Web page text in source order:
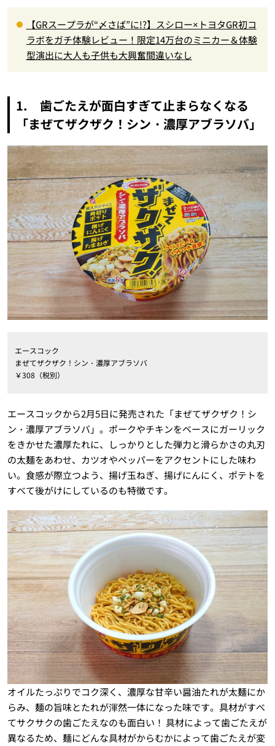
【GRスープラが“〆さば”に!?】スシロー×トヨタGR初コ
ラボをガチ体験レビュー！限定14万台のミニカー＆体験
型演出に大人も子供も大興奮間違いなし
1. 歯ごたえが面白すぎて止まらなくなる
「まぜてザクザク！シン・濃厚アブラソバ」
エースコック
まぜてザクザク！シン・濃厚アブラソバ
￥308（税別）
エースコックから2月5日に発売された「まぜてザクザク！シ
ン・濃厚アブラソバ」。ポークやチキンをベースにガーリック
をきかせた濃厚たれに、しっかりとした弾力と滑らかさの丸刃
の太麺をあわせ、カツオやペッパーをアクセントにした味わ
い。食感が際立つよう、揚げ玉ねぎ、揚げにんにく、ポテトを
すべて後がけにしているのも特徴です。
オイルたっぷりでコク深く、濃厚な甘辛い醤油たれが太麺にか
らみ、麺の旨味とたれが渾然一体になった味です。具材がすべ
てサクサクの歯ごたえなのも面白い！ 具材によって歯ごたえが
異なるため、麺にどんな具材がからむかによって歯ごたえが変